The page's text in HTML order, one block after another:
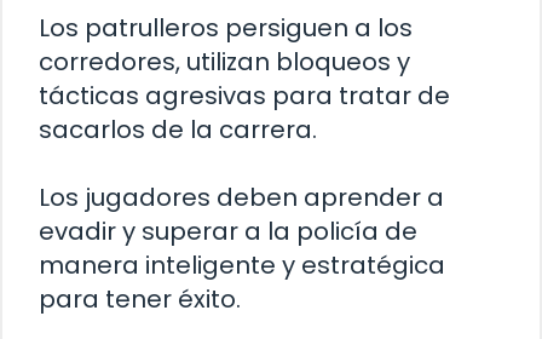
Los patrulleros persiguen a los
corredores, utilizan bloqueos y
tácticas agresivas para tratar de
sacarlos de la carrera.
Los jugadores deben aprender a
evadir y superar a la policía de
manera inteligente y estratégica
para tener éxito.